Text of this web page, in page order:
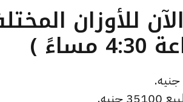
ما هو سعر الذهب عيار 21 الآن للأوزان